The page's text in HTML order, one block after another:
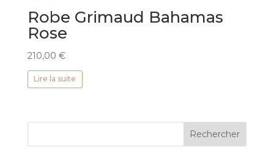
Robe Grimaud Bahamas
Rose
210,00 €
Lire la suite